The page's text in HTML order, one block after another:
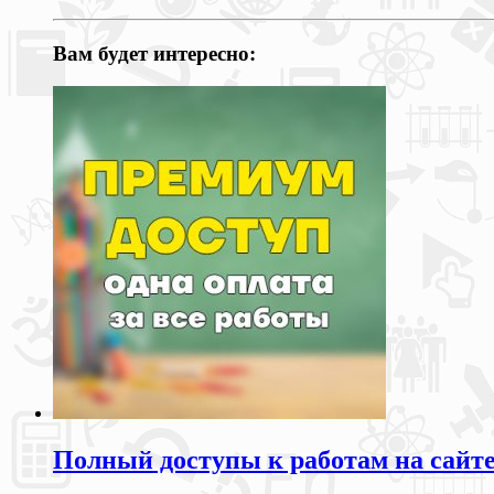
Вам будет интересно:
Полный доступы к работам на